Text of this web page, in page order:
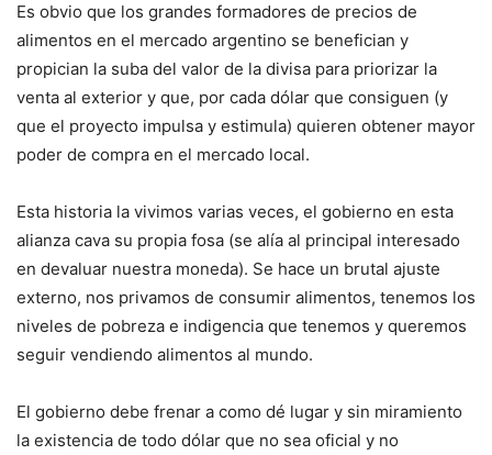
Es obvio que los grandes formadores de precios de
alimentos en el mercado argentino se benefician y
propician la suba del valor de la divisa para priorizar la
venta al exterior y que, por cada dólar que consiguen (y
que el proyecto impulsa y estimula) quieren obtener mayor
poder de compra en el mercado local.
Esta historia la vivimos varias veces, el gobierno en esta
alianza cava su propia fosa (se alía al principal interesado
en devaluar nuestra moneda). Se hace un brutal ajuste
externo, nos privamos de consumir alimentos, tenemos los
niveles de pobreza e indigencia que tenemos y queremos
seguir vendiendo alimentos al mundo.
El gobierno debe frenar a como dé lugar y sin miramiento
la existencia de todo dólar que no sea oficial y no